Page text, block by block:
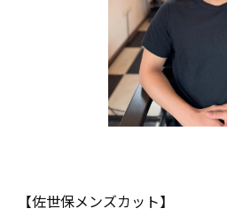
【佐世保メンズカット】